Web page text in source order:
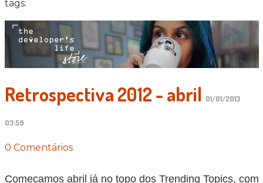
tags:
Retrospectiva 2012 - abril 01/01/2013
03:59
0 Comentários
Começamos abril já no topo dos Trending Topics, com